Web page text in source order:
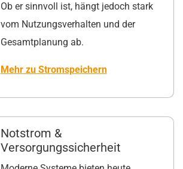
Ob er sinnvoll ist, hängt jedoch stark
vom Nutzungsverhalten und der
Gesamtplanung ab.
Mehr zu Stromspeichern
Notstrom &
Versorgungssicherheit